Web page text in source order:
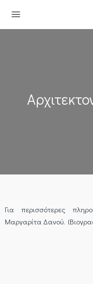
Για περισσότερες
Μαργαρίτα Δανού.